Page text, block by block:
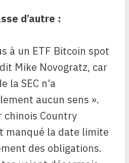
d’autre :
à un ETF Bitcoin spot
Mike Novogratz, car
la SEC n’a
aucun sens ».
chinois Country
manqué la date limite
des obligations.